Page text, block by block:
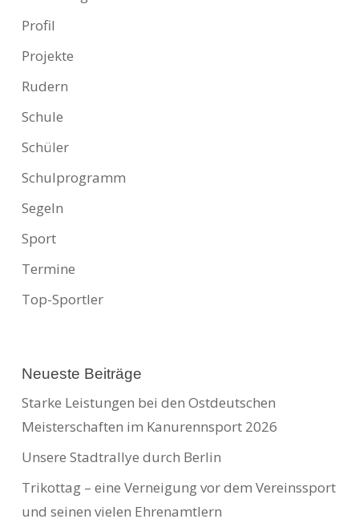
Profil
Projekte
Rudern
Schule
Schüler
Schulprogramm
Segeln
Sport
Termine
Top-Sportler
Neueste Beiträge
Starke Leistungen bei den Ostdeutschen
Meisterschaften im Kanurennsport 2026
Unsere Stadtrallye durch Berlin
Trikottag – eine Verneigung vor dem Vereinssport
und seinen vielen Ehrenamtlern